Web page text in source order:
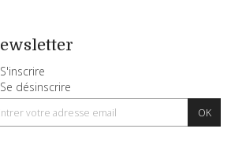
S'inscrire
Se désinscrire